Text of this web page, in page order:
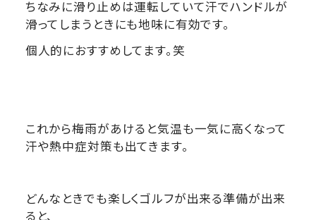
ちなみに滑り止めは運転していて汗でハンドルが
滑ってしまうときにも地味に有効です。
個人的におすすめしてます。笑
これから梅雨があけると気温も一気に高くなって
汗や熱中症対策も出てきます。
どんなときでも楽しくゴルフが出来る準備が出来
ると、